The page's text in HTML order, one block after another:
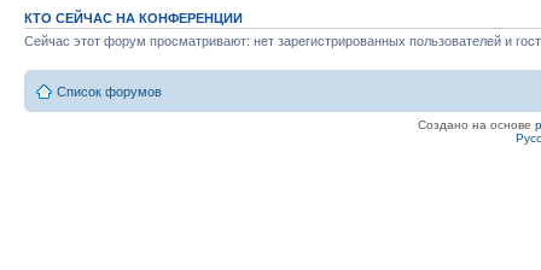
КТО СЕЙЧАС НА КОНФЕРЕНЦИИ
Сейчас этот форум просматривают: нет зарегистрированных пользователей и
Список форумов
Создано на основе